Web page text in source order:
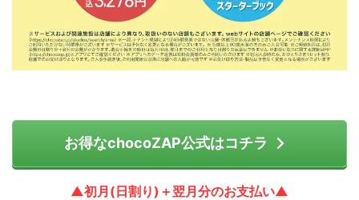
お得なchocoZAP公式はコチラ
▲初月(日割り)＋翌月分のお支払い▲